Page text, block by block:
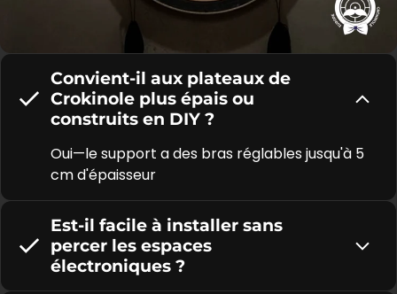
Convient-il aux plateaux de
Crokinole plus épais ou
construits en DIY ?
Oui—le support a des bras réglables jusqu'à 5
cm d'épaisseur
Est-il facile à installer sans
percer les espaces
électroniques ?